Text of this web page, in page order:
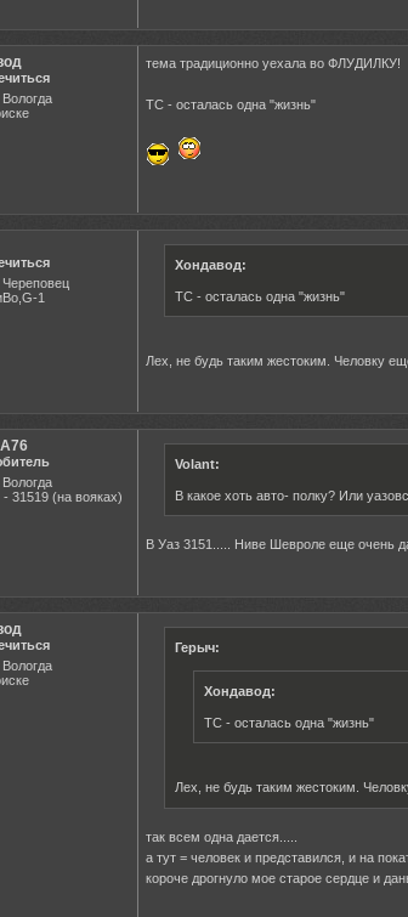
тема традиционно уехала во ФЛУДИЛКУ!
ТС - осталась одна "жизнь"
1
Хондавод:
ТС - осталась одна "жизнь"
Лех, не будь таким жестоким. Человку
31519 (на вояках)
Volant:
В какое хоть авто- полку? Или
В Уаз 3151..... Ниве Шевроле еще очень
Герыч:
Хондавод:
ТС - осталась одна "жизнь"
Лех, не будь таким жестоким.
так всем одна дается.....
а тут = человек и представился, и на
короче дрогнуло мое старое сердце и